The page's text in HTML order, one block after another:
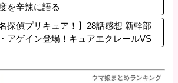
を辛辣に語る
探偵プリキュア！】28話感想 新幹部
アゲイン登場！キュアエクレールVS
んプリ】